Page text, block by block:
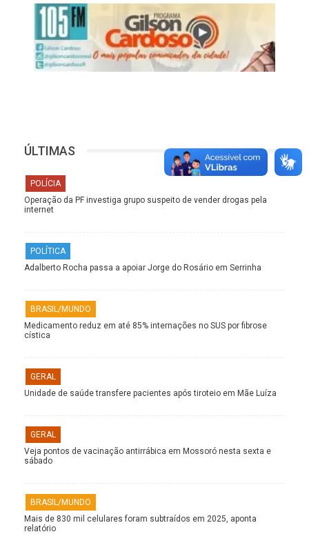
ÚLTIMAS
POLÍCIA
Operação da PF investiga grupo suspeito de vender drogas pela
internet
POLÍTICA
Adalberto Rocha passa a apoiar Jorge do Rosário em Serrinha
BRASIL/MUNDO
Medicamento reduz em até 85% internações no SUS por fibrose
cística
GERAL
Unidade de saúde transfere pacientes após tiroteio em Mãe Luíza
GERAL
Veja pontos de vacinação antirrábica em Mossoró nesta sexta e
sábado
BRASIL/MUNDO
Mais de 830 mil celulares foram subtraídos em 2025, aponta
relatório